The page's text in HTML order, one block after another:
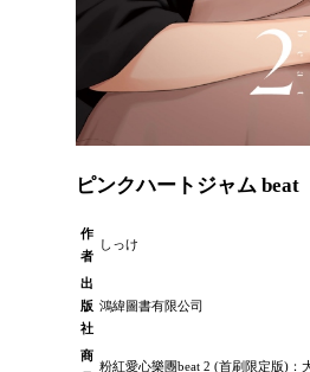
ピンクハートジャム beat
作
者
しっけ
出
版
社
鴻緯圖書有限公司
商
粉紅愛心樂團beat 2 (首刷限定版)：